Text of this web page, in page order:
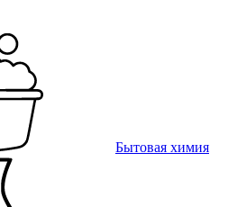
Бытовая химия